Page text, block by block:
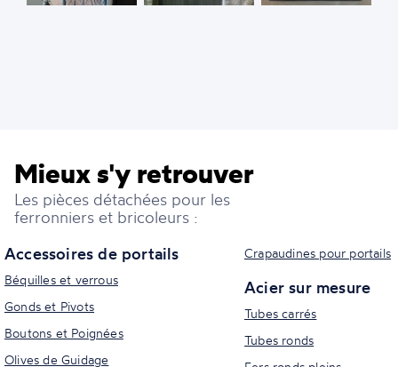
Mieux s'y retrouver
Les pièces détachées pour les
ferronniers et bricoleurs :
Accessoires de portails
Béquilles et verrous
Gonds et Pivots
Boutons et Poignées
Olives de Guidage
Crapaudines pour portails
Acier sur mesure
Tubes carrés
Tubes ronds